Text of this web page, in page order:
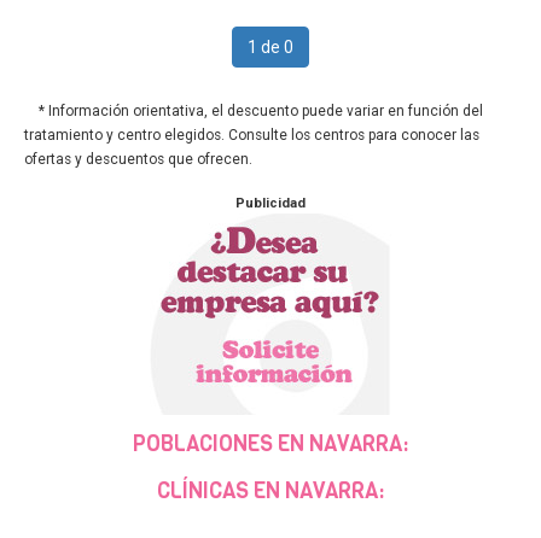
1 de 0
* Información orientativa, el descuento puede variar en función del
tratamiento y centro elegidos. Consulte los centros para conocer las
ofertas y descuentos que ofrecen.
Publicidad
POBLACIONES EN NAVARRA:
CLÍNICAS EN NAVARRA: